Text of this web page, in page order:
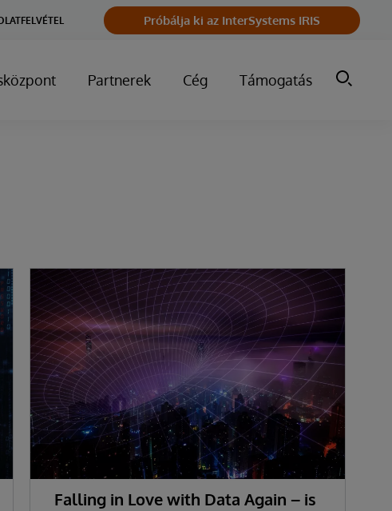
Próbálja ki az InterSystems IRIS
Partnerek Cég Támogatás
Falling in Love with Data Again – is